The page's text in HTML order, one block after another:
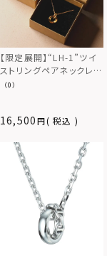
【限定展開】“LH-1”ツイ
ストリングペアネックレ
ス/サージカルステンレス
（0）
16,500 税込